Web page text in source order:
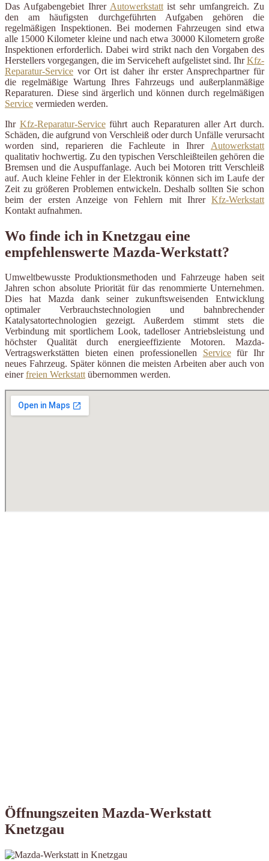
Das Aufgabengebiet Ihrer Autowerkstattist sehr umfangreich. Zu
den am häufigsten durchgeführten Aufgaben gehören die
regelmäßigen Inspektionen. Bei modernen Fahrzeugen sind etwa
alle 15000 Kilometer kleine und nach etwa 30000 Kilometern große
Inspektionen erforderlich. Dabei wird strikt nach den Vorgaben des
Herstellers vorgegangen, die im Serviceheft aufgelistet sind. IhrKfz-
Reparatur-Service vor Ort ist daher ihr erster Ansprechpartner für
die regelmäßige Wartung Ihres Fahrzeugs und außerplanmäßige
Reparaturen. Diese sind ärgerlich und können durch regelmäßigen
Service vermieden werden.
Ihr Kfz-Reparatur-Serviceführt auch Reparaturen aller Art durch.
Schäden, die aufgrund von Verschleiß oder durch Unfälle verursacht
worden sind, reparieren die Fachleute in Ihrer Autowerkstatt
qualitativ hochwertig. Zu den typischen Verschleißteilen gehören die
Bremsen und die Auspuffanlage. Auch bei Motoren tritt Verschleiß
auf. Auch kleine Fehler in der Elektronik können sich im Laufe der
Zeit zu größeren Problemen entwickeln. Deshalb sollten Sie schon
beim der ersten Anzeige von Fehlern mit Ihrer Kfz-Werkstatt
Kontakt aufnahmen.
Wo finde ich in Knetzgau eine
empfehlenswerte Mazda-Werkstatt?
Umweltbewusste Produktionsmethoden und Fahrzeuge haben seit
Jahren schon absolute Priorität für das renommierte Unternehmen.
Dies hat Mazda dank seiner zukunftsweisenden Entwicklung
optimaler Verbrauchstechnologien und bahnbrechender
Katalysatortechnologien gezeigt. Außerdem stimmt stets die
Verbindung mit sportlichem Look, tadelloser Antriebsleistung und
höchster Qualität durch energieeffiziente Motoren. Mazda-
Vertragswerkstätten bieten einen professionellen Servicefür Ihr
neues Fahrzeug. Später können die meisten Arbeiten aber auch von
einerfreien Werkstattübernommen werden.
Öffnungszeiten Mazda-Werkstatt
Knetzgau